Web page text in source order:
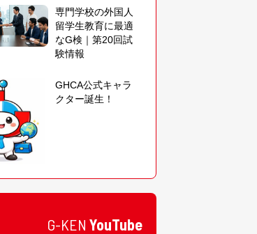
専門学校の外国人
留学生教育に最適
なG検｜第20回試
験情報
GHCA公式キャラ
クター誕生！
G-KEN YouTube